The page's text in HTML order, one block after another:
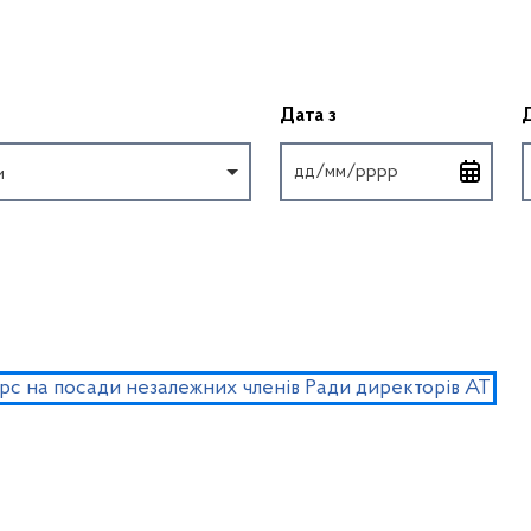
Дата з Введіть дату у
на посади незалежних членів Ради директорів АТ